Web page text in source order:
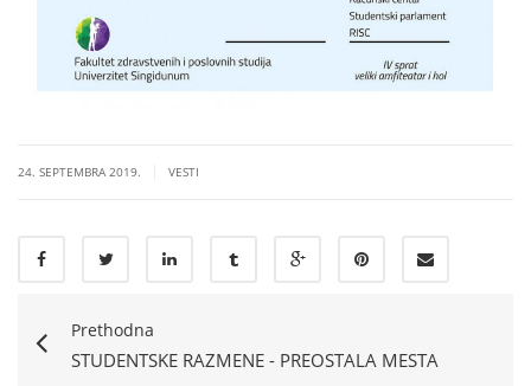
24. SEPTEMBRA 2019. VESTI
Prethodna
STUDENTSKE RAZMENE - PREOSTALA MESTA